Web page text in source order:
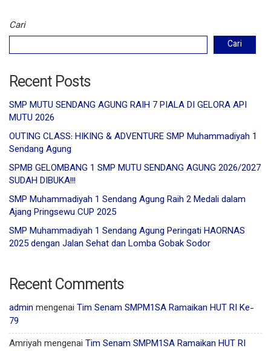
Cari
Cari
Recent Posts
SMP MUTU SENDANG AGUNG RAIH 7 PIALA DI GELORA API
MUTU 2026
OUTING CLASS: HIKING & ADVENTURE SMP Muhammadiyah 1
Sendang Agung
SPMB GELOMBANG 1 SMP MUTU SENDANG AGUNG 2026/2027
SUDAH DIBUKA!!!
SMP Muhammadiyah 1 Sendang Agung Raih 2 Medali dalam
Ajang Pringsewu CUP 2025
SMP Muhammadiyah 1 Sendang Agung Peringati HAORNAS
2025 dengan Jalan Sehat dan Lomba Gobak Sodor
Recent Comments
admin mengenai Tim Senam SMPM1SA Ramaikan HUT RI Ke-
79
Amriyah mengenai Tim Senam SMPM1SA Ramaikan HUT RI